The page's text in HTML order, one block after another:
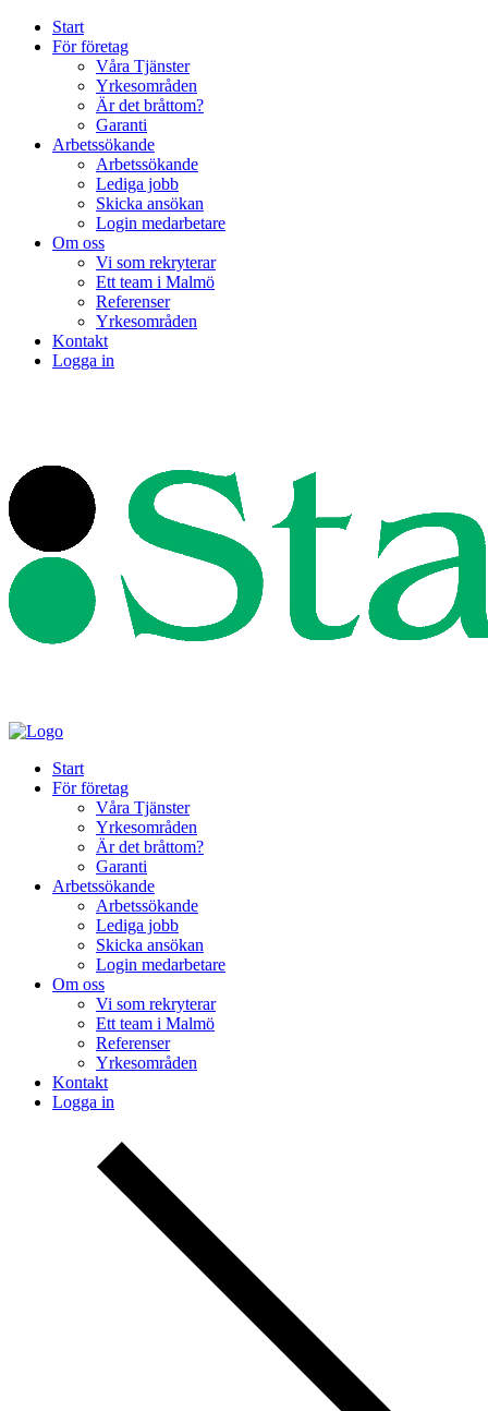
Start
För företag
Våra Tjänster
Yrkesområden
Är det bråttom?
Garanti
Arbetssökande
Arbetssökande
Lediga jobb
Skicka ansökan
Login medarbetare
Om oss
Vi som rekryterar
Ett team i Malmö
Referenser
Yrkesområden
Kontakt
Logga in
Start
För företag
Våra Tjänster
Yrkesområden
Är det bråttom?
Garanti
Arbetssökande
Arbetssökande
Lediga jobb
Skicka ansökan
Login medarbetare
Om oss
Vi som rekryterar
Ett team i Malmö
Referenser
Yrkesområden
Kontakt
Logga in